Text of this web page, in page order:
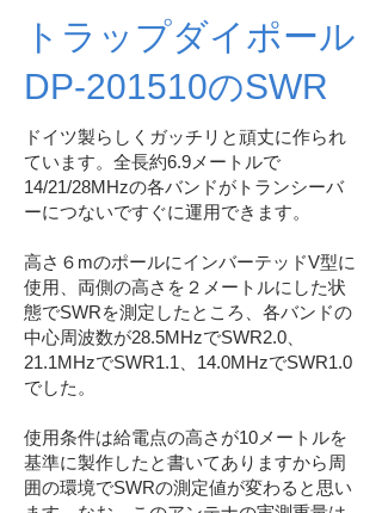
トラップダイポール
DP-201510のSWR
ドイツ製らしくガッチリと頑丈に作られ
ています。全長約6.9メートルで
14/21/28MHzの各バンドがトランシーバ
ーにつないですぐに運用できます。
高さ６mのポールにインバーテッドV型に
使用、両側の高さを２メートルにした状
態でSWRを測定したところ、各バンドの
中心周波数が28.5MHzでSWR2.0、
21.1MHzでSWR1.1、14.0MHzでSWR1.0
でした。
使用条件は給電点の高さが10メートルを
基準に製作したと書いてありますから周
囲の環境でSWRの測定値が変わると思い